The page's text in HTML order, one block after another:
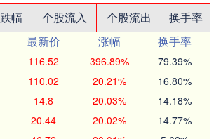
幅 个股流入 个股流出
换手率
最新价 涨幅
换手率
116.52 396.89% 79.39%
110.02 20.21% 16.80%
14.8 20.03% 14.18%
20.44 20.02% 14.77%